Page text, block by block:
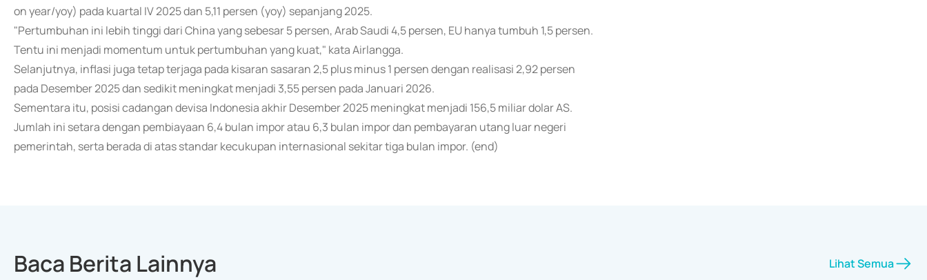
on year/yoy) pada kuartal IV 2025 dan 5,11 persen (yoy) sepanjang 2025.
"Pertumbuhan ini lebih tinggi dari China yang sebesar 5 persen, Arab Saudi 4,5 persen, EU hanya tumbuh 1,5 persen.
Tentu ini menjadi momentum untuk pertumbuhan yang kuat," kata Airlangga.
Selanjutnya, inflasi juga tetap terjaga pada kisaran sasaran 2,5 plus minus 1 persen dengan realisasi 2,92 persen
pada Desember 2025 dan sedikit meningkat menjadi 3,55 persen pada Januari 2026.
Sementara itu, posisi cadangan devisa Indonesia akhir Desember 2025 meningkat menjadi 156,5 miliar dolar AS.
Jumlah ini setara dengan pembiayaan 6,4 bulan impor atau 6,3 bulan impor dan pembayaran utang luar negeri
pemerintah, serta berada di atas standar kecukupan internasional sekitar tiga bulan impor. (end)
Baca Berita Lainnya Lihat Semua